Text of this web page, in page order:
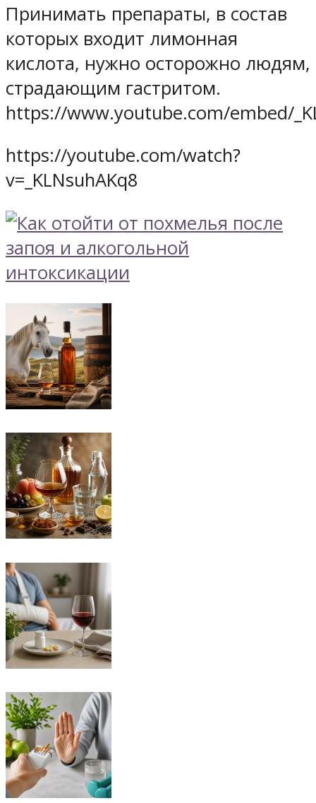
Принимать препараты, в состав
которых входит лимонная
кислота, нужно осторожно людям,
страдающим гастритом.
https://www.youtube.com/embed/
https://youtube.com/watch?
v=_KLNsuhAKq8